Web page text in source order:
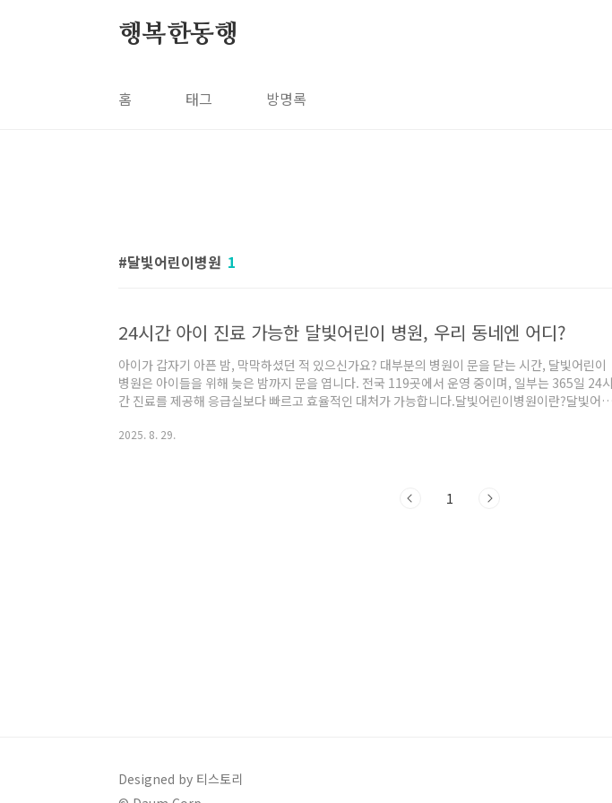
행복한동행
홈 태그 방명록
달빛어린이병원 1
24시간 아이 진료 가능한 달빛어린이 병원, 우리 동네엔 어디?
아이가 갑자기 아픈 밤, 막막하셨던 적 있으신가요? 대부분의 병원이 문을 닫는 시간, 달빛어린이
병원은 아이들을 위해 늦은 밤까지 문을 엽니다. 전국 119곳에서 운영 중이며, 일부는 365일 24시
간 진료를 제공해 응급실보다 빠르고 효율적인 대처가 가능합니다.달빛어린이병원이란?달빛어린
및 공휴일에도 진료를 제공합니다. 2014년부터 운영을 시작해, 2025년 현재 전국 119곳에서 운
2025. 8. 29.
1
Designed by 티스토리